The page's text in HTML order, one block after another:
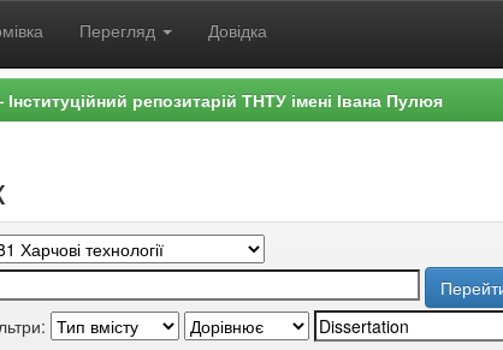
Перегляд Довідка
репозитарій ТНТУ імені Івана Пулюя